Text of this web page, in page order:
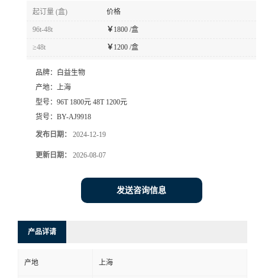
起订量 (盒) 价格
96t-48t ￥ 1800 /盒
≥48t ￥ 1200 /盒
品牌：
白益生物
产地： 上海
型号： 96T 1800元 48T 1200元
货号： BY-AJ9918
发布日期： 2024-12-19
更新日期： 2026-08-07
发送咨询信息
产品详请
产地 上海